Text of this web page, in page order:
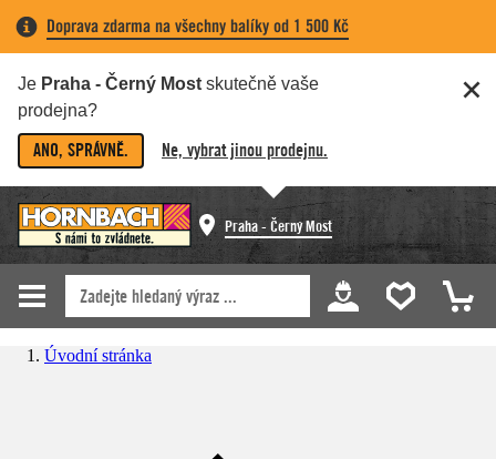
Doprava zdarma na všechny balíky od 1 500 Kč
Je Praha - Černý Most skutečně vaše
prodejna?
ANO, SPRÁVNĚ. Ne, vybrat jinou prodejnu.
Praha - Černý Most
Úvodní stránka